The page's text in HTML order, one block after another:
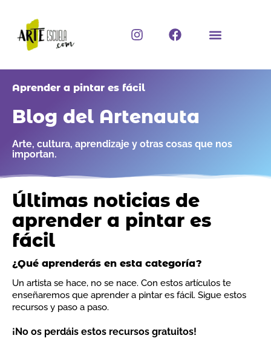
contenido
I
n
t
g
a
F
a
e
k
Aprender a pintar es fácil
Blog del Artenauta
Arte, cultura, aprendizaje y otras cosas que nos
importan.
Últimas noticias de
aprender a pintar es
fácil
¿Qué aprenderás en esta categoría?
Un artista se hace, no se nace. Con estos artículos te
enseñaremos que aprender a pintar es fácil. Sigue estos
recursos y paso a paso.
¡No os perdáis estos recursos gratuitos!